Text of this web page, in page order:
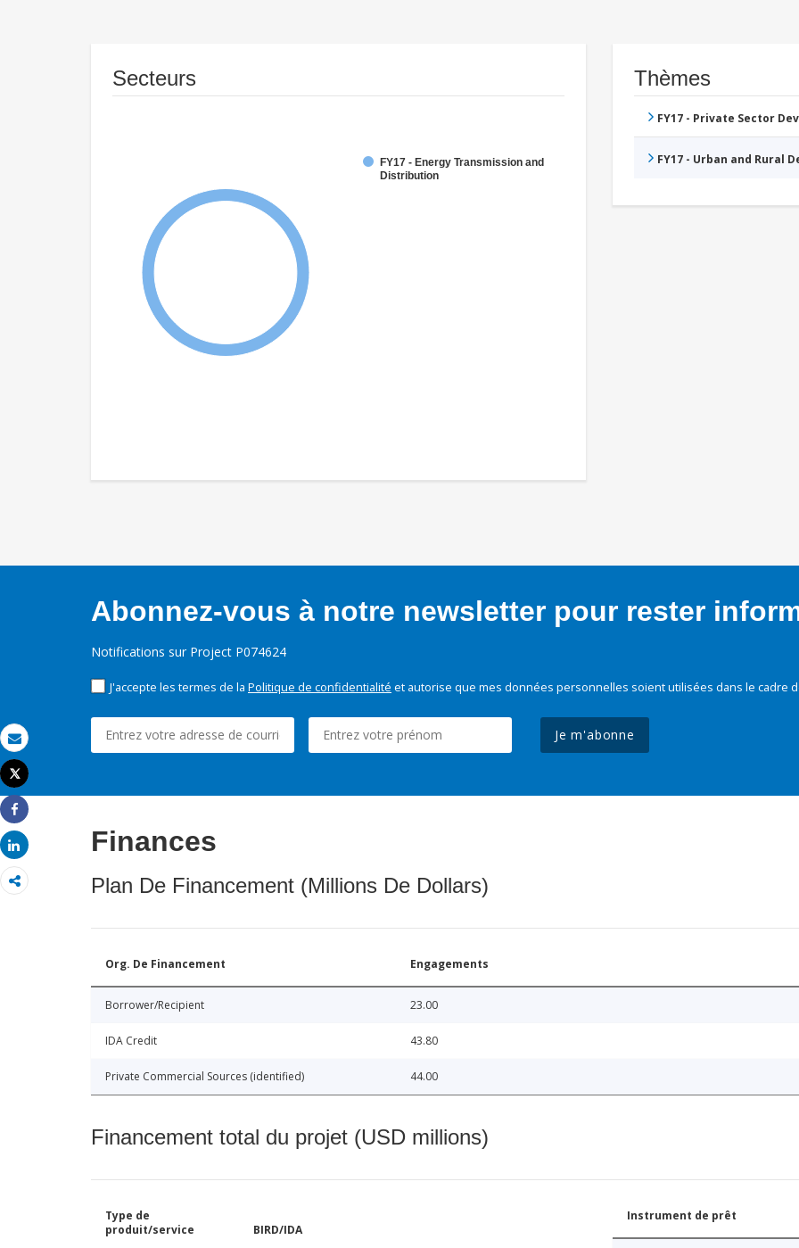
Email
Imprimer
Tweet
Share
Share
Secteurs
FY17 - Energy Transmission and
Distribution
Thèmes
FY17 - Private Sector
FY17 - Urban and Rural
Abonnez-vous à notre newsletter pour rester
Notifications sur Project P074624
J'accepte les termes de la Politique de confidentialité et autorise que mes données personnelles soient utilisées dans le cadre
Je m'abonne
Finances
Plan De Financement (Millions De Dollars)
Org. De Financement Engagements
Borrower/Recipient 23.00
IDA Credit 43.80
Private Commercial Sources (identified) 44.00
Financement total du projet (USD millions)
Type de
produit/service
BIRD/IDA
Instrument de prêt